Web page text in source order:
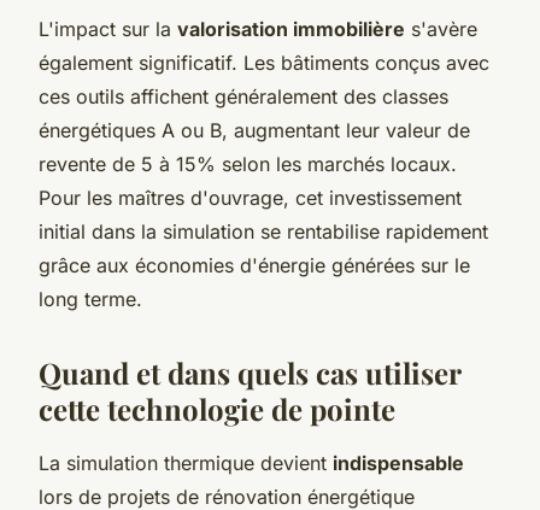
L'impact sur la valorisation immobilière s'avère
également significatif. Les bâtiments conçus avec
ces outils affichent généralement des classes
énergétiques A ou B, augmentant leur valeur de
revente de 5 à 15% selon les marchés locaux.
Pour les maîtres d'ouvrage, cet investissement
initial dans la simulation se rentabilise rapidement
grâce aux économies d'énergie générées sur le
long terme.
Quand et dans quels cas utiliser
cette technologie de pointe
La simulation thermique devient indispensable
lors de projets de rénovation énergétique